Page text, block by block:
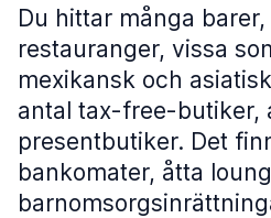
Du hittar många
restauranger, vissa
mexikansk och
antal tax-free-butiker,
presentbutiker. Det
bankomater, åtta